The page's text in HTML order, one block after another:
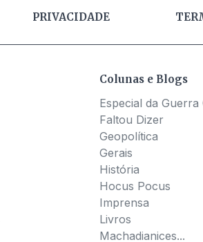
PRIVACIDADE
Colunas e Blogs
Especial da Guerra
Faltou Dizer
Geopolítica
Gerais
História
Hocus Pocus
Imprensa
Livros
Machadianices...